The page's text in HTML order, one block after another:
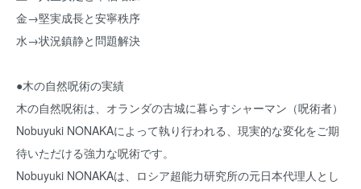
金→堅実成長と安寧秩序
水→状況鎮静と問題解決
●木の自然呪術の実績
木の自然呪術は、オランダの古城に暮らすシャーマン（呪術者）
Nobuyuki NONAKAによって執り行われる、現実的な変化をご期
待いただける強力な呪術です。
Nobuyuki NONAKAは、ロシア超能力研究所の元日本代理人とし